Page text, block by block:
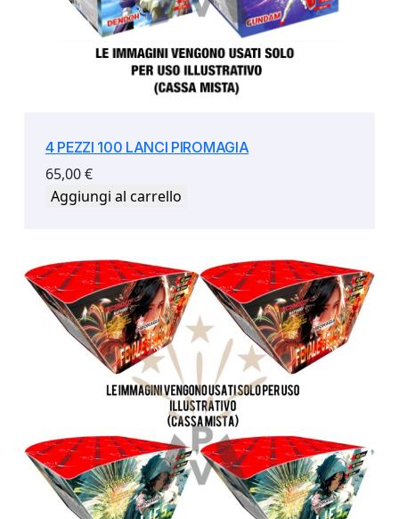
4 PEZZI 100 LANCI PIROMAGIA
65,00€
Aggiungi al carrello